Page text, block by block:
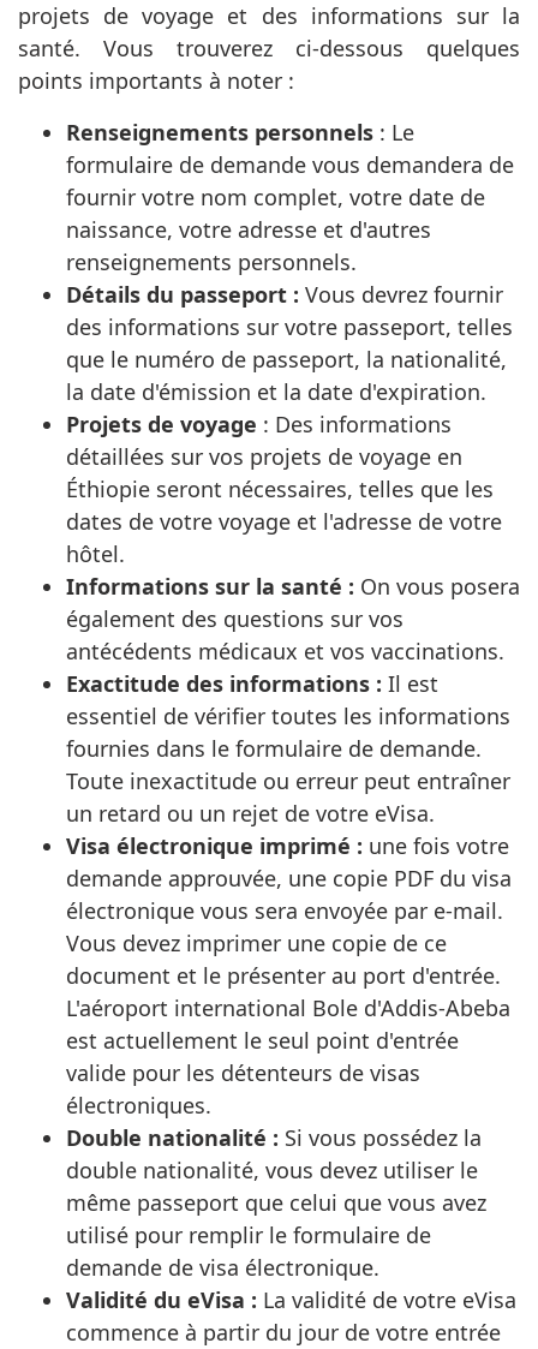
projets de voyage et des informations sur la
santé. Vous trouverez ci-dessous quelques
points importants à noter :
Renseignements personnels : Le
formulaire de demande vous demandera de
fournir votre nom complet, votre date de
naissance, votre adresse et d'autres
renseignements personnels.
Détails du passeport : Vous devrez fournir
des informations sur votre passeport, telles
que le numéro de passeport, la nationalité,
la date d'émission et la date d'expiration.
Projets de voyage : Des informations
détaillées sur vos projets de voyage en
Éthiopie seront nécessaires, telles que les
dates de votre voyage et l'adresse de votre
hôtel.
Informations sur la santé : On vous posera
également des questions sur vos
antécédents médicaux et vos vaccinations.
Exactitude des informations : Il est
essentiel de vérifier toutes les informations
fournies dans le formulaire de demande.
Toute inexactitude ou erreur peut entraîner
un retard ou un rejet de votre eVisa.
Visa électronique imprimé : une fois votre
demande approuvée, une copie PDF du visa
électronique vous sera envoyée par e-mail.
Vous devez imprimer une copie de ce
document et le présenter au port d'entrée.
L'aéroport international Bole d'Addis-Abeba
est actuellement le seul point d'entrée
valide pour les détenteurs de visas
électroniques.
Double nationalité : Si vous possédez la
double nationalité, vous devez utiliser le
même passeport que celui que vous avez
utilisé pour remplir le formulaire de
demande de visa électronique.
Validité du eVisa : La validité de votre eVisa
commence à partir du jour de votre entrée